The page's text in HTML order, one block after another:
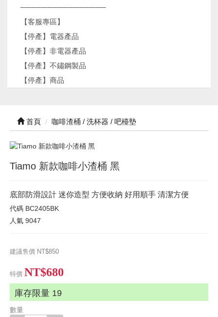
────────────────
【客服專區】
【停產】電器產品
【停產】非電器產品
【停產】不鏽鋼製品
【停產】商品
首頁 咖啡渣桶 / 洗杯器 / 吧檯墊
Tiamo 新款咖啡小渣桶 黑
底部防滑設計 迷你造型 方便收納 好用順手 清潔方便
代碼 BC2405BK
人氣 9047
建議售價 NT$850
特價 NT$680
庫存限量 19
數量